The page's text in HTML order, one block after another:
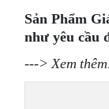
Sản Phẩm
như yêu cầu
---> Xem